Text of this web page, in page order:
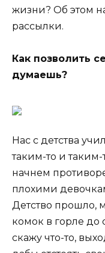
жизни? Об этом
рассылки.
Как позволить
думаешь?
Нас с детства
таким-то и
начнем
плохими
Детство прошло,
комок в горле до
скажу что-то,